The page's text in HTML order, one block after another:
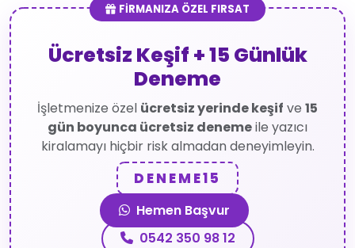
FİRMANIZA ÖZEL FIRSAT
Ücretsiz Keşif + 15 Günlük
Deneme
İşletmenize özel ücretsiz yerinde keşif ve 15
gün boyunca ücretsiz denemeile yazıcı
kiralamayı hiçbir risk almadan deneyimleyin.
DENEME15
Hemen Başvur
0542 350 98 12